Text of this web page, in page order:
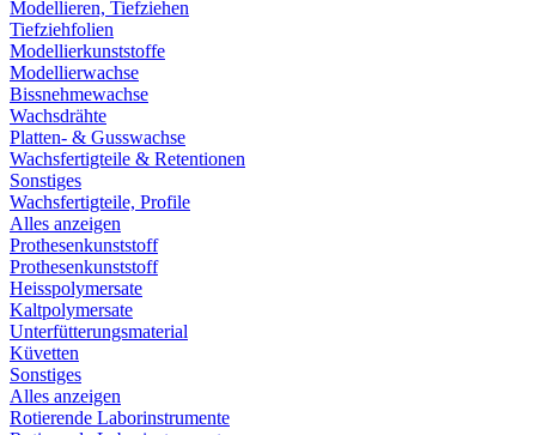
Modellieren, Tiefziehen
Tiefziehfolien
Modellierkunststoffe
Modellierwachse
Bissnehmewachse
Wachsdrähte
Platten- & Gusswachse
Wachsfertigteile & Retentionen
Sonstiges
Wachsfertigteile, Profile
Alles anzeigen
Prothesenkunststoff
Prothesenkunststoff
Heisspolymersate
Kaltpolymersate
Unterfütterungsmaterial
Küvetten
Sonstiges
Alles anzeigen
Rotierende Laborinstrumente